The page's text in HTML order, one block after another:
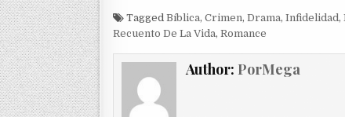
Tagged Bíblica, Crimen, Drama, Infidelidad,
Recuento De La Vida, Romance
Author: PorMega